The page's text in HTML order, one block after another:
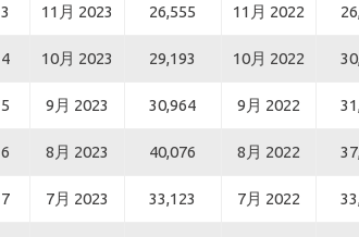
3 11月 2023 26,555 11月 2022
4 10月 2023 29,193 10月 2022
5 9月 2023 30,964 9月 2022
6 8月 2023 40,076 8月 2022
7 7月 2023 33,123 7月 2022